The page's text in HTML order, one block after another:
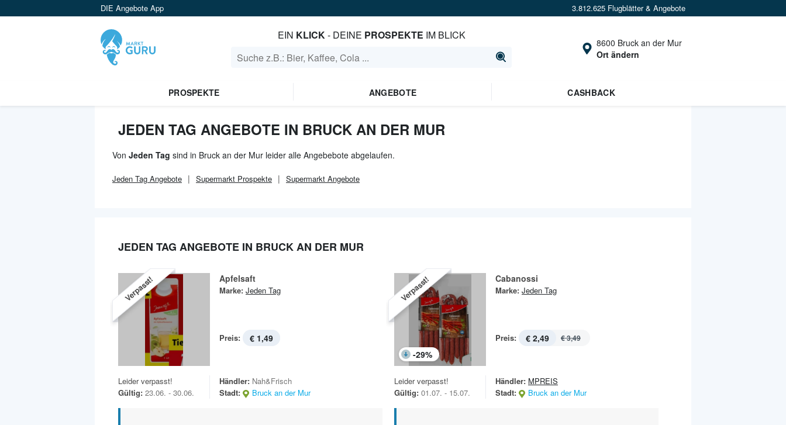
DIE Angebote App 3.812.625 Flugblätter & Angebote
EIN KLICK- DEINE PROSPEKTE IM BLICK
8600 Bruck an der Mur
Ort ändern
PROSPEKTE ANGEBOTE CASHBACK
JEDEN TAG ANGEBOTE IN BRUCK AN DER MUR
Von Jeden Tag sind in Bruck an der Mur leider alle Angebebote abgelaufen.
Jeden Tag Angebote Supermarkt Prospekte Supermarkt Angebote
JEDEN TAG ANGEBOTE IN BRUCK AN DER MUR
Verpasst! Apfelsaft
Marke: Jeden Tag
Preis: € 1,49
Leider verpasst!
Gültig: 23.06. - 30.06.
Händler: Nah&Frisch
Stadt:
Bruck an der Mur
Verpasst!
-29%
Cabanossi
Marke: Jeden Tag
Preis: € 2,49 € 3,49
Leider verpasst!
Gültig: 01.07. - 15.07.
Händler: MPREIS
Stadt:
Bruck an der Mur